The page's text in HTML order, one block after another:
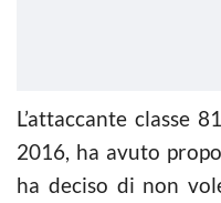
L’attaccante classe
2016, ha avuto
ha deciso di non